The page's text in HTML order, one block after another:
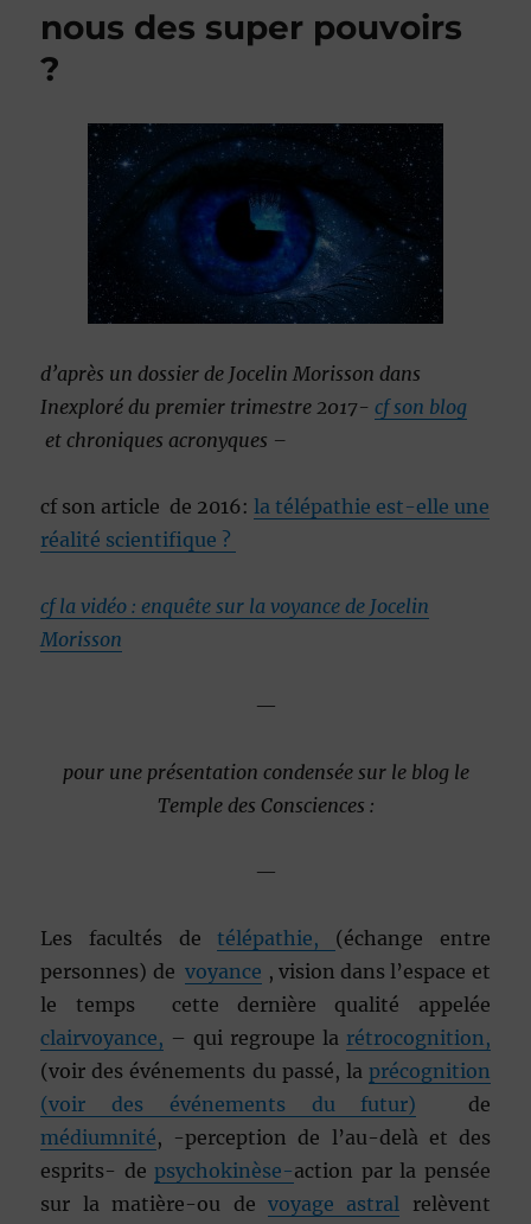
nous des super pouvoirs
?
d’après un dossier de Jocelin Morisson dans
Inexploré du premier trimestre 2017-cf son blog
et chroniques acronyques –
cf son article de 2016:la télépathie est-elle une
réalité scientifique ?
cf la vidéo : enquête sur la voyance de Jocelin
Morisson
—
pour une présentation condensée sur le blog le
Temple des Consciences :
—
Les facultés detélépathie, (échange entre
personnes) devoyance , vision dans l’espace et
le temps cette dernière qualité appelée
clairvoyance, – qui regroupe la rétrocognition,
(voir des événements du passé, la précognition
(voir des événements du futur) de
médiumnité, -perception de l’au-delà et des
esprits- depsychokinèse-action par la pensée
sur la matière-ou de voyage astral relèvent